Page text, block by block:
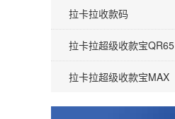
拉卡拉收款码
拉卡拉超级收款宝QR65
拉卡拉超级收款宝MAX